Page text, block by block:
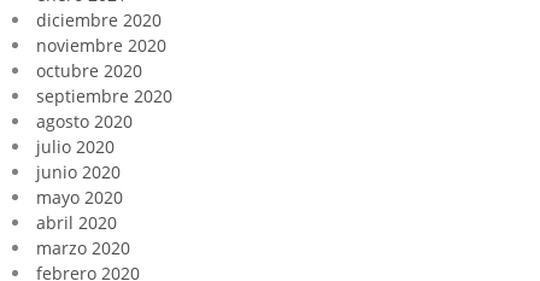
diciembre 2020
noviembre 2020
octubre 2020
septiembre 2020
agosto 2020
julio 2020
junio 2020
mayo 2020
abril 2020
marzo 2020
febrero 2020